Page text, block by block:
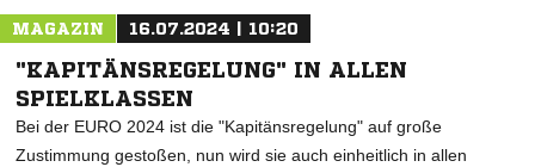
MAGAZIN 16.07.2024 | 10:20
"KAPITÄNSREGELUNG" IN ALLEN
SPIELKLASSEN
Bei der EURO 2024 ist die "Kapitänsregelung" auf große
Zustimmung gestoßen, nun wird sie auch einheitlich in allen